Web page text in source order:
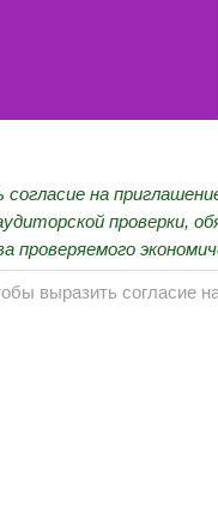
на
проверки,
проверяемого
выразить согласие